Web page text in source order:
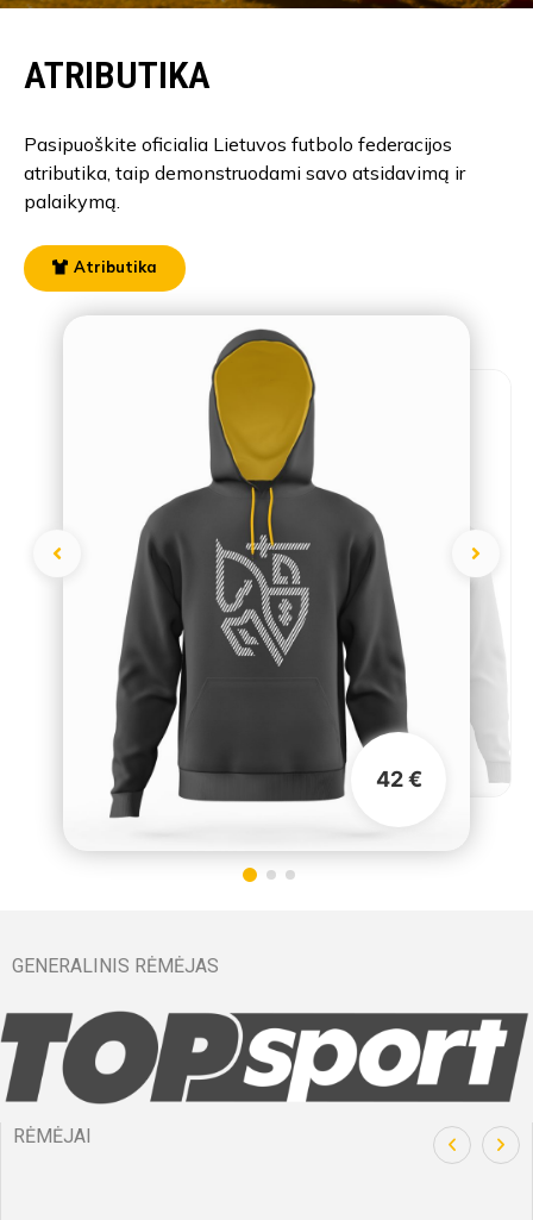
42 €
ATRIBUTIKA
Pasipuoškite oficialia Lietuvos futbolo federacijos
atributika, taip demonstruodami savo atsidavimą ir
palaikymą.
Atributika
GENERALINIS RĖMĖJAS
RĖMĖJAI